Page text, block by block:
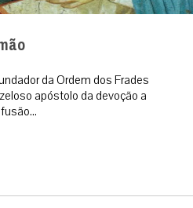
da Ordem dos Frades
apóstolo da devoção a